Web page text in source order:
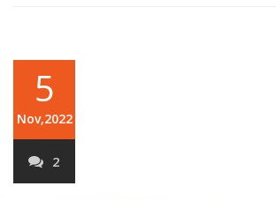
5
Nov,2022
2